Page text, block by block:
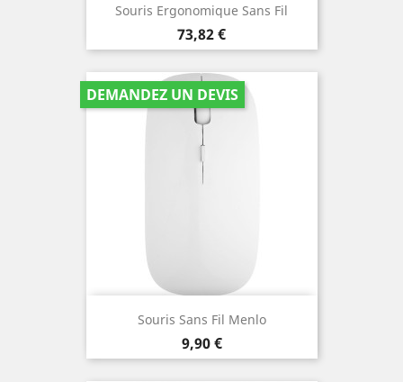
Souris Ergonomique Sans Fil
Prix
73,82 €
Souris Sans Fil Menlo
Prix
9,90 €
DEMANDEZ UN DEVIS